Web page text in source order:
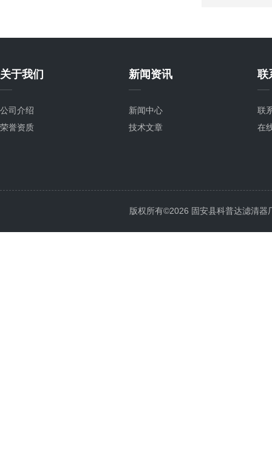
关于我们
公司介绍
荣誉资质
新闻资讯
新闻中心
技术文章
联
联
在
版权所有©2026 固安县科普达滤清